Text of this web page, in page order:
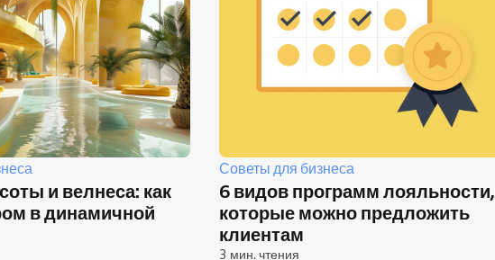
и велнеса: как
в динамичной
Советы для бизнеса
6 видов программ лояльности,
которые можно предложить
клиентам
3 мин. чтения